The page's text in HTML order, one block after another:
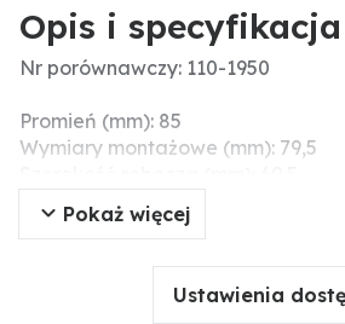
Opis i specyfikacja
Nr porównawczy: 110-1950
Promień (mm): 85
Wymiary montażowe (mm): 79,5
Ø otworu (mm): 31
Pokaż więcej
Ustawienia